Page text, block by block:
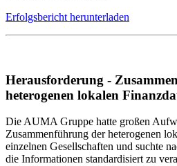
Erfolgsbericht herunterladen
Herausforderung -
heterogenen lokalen
Die AUMA Gruppe hatte großen
Zusammenführung der heterogenen
einzelnen Gesellschaften und suchte
die Informationen standardisiert zu